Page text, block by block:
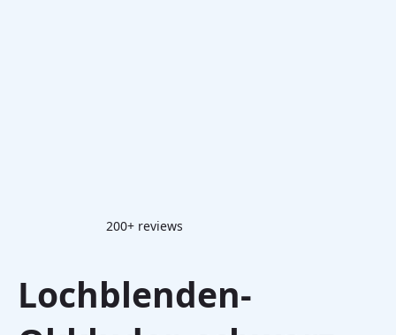
200+ reviews
Lochblenden-